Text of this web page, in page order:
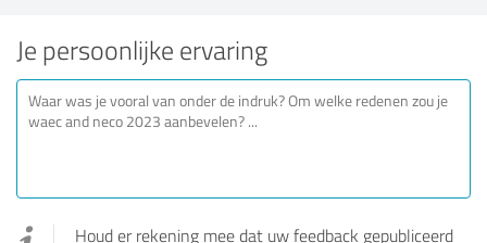
Je persoonlijke ervaring
Houd er rekening mee dat uw feedback gepubliceerd